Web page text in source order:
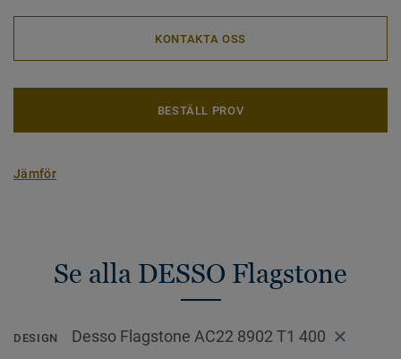
KONTAKTA OSS
BESTÄLL PROV
Jämför
Se alla DESSO Flagstone
DESIGN Desso Flagstone AC22 8902 T1 400